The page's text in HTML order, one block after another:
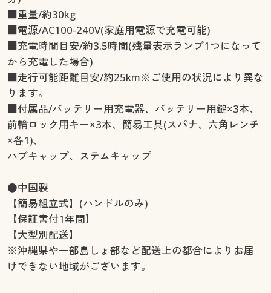
■重量/約30kg
■電源/AC100-240V(家庭用電源で充電可能)
■充電時間目安/約3.5時間(残量表示ランプ1つになって
から充電した場合)
■走行可能距離目安/約25km※ご使用の状況により異な
ります。
■付属品/バッテリー用充電器、バッテリー用鍵×3本、
前輪ロック用キー×3本、簡易工具(スパナ、六角レンチ
×各1)、
ハブキャップ、ステムキャップ
●中国製
【簡易組立式】(ハンドルのみ)
【保証書付1年間】
【大型別配送】
※沖縄県や一部島しょ部など配送上の都合によりお届
けできない地域がございます。